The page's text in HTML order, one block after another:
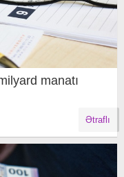
manatı
Ətraflı